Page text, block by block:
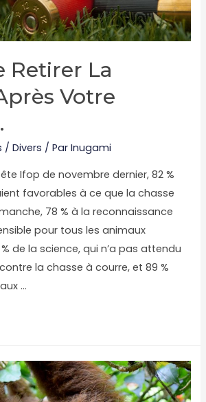
Retirer La
Votre
/Divers / ParInugami
Ifop de novembre dernier, 82 %
favorables à ce que la chasse
78 % à la reconnaissance
pour tous les animaux
de la science, qui n’a pas attendu
la chasse à courre, et 89 %
…